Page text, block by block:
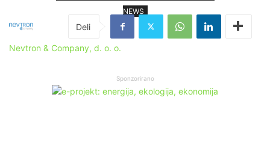
NEWS
Nevtron & Company, d. o. o.
Sponzorirano